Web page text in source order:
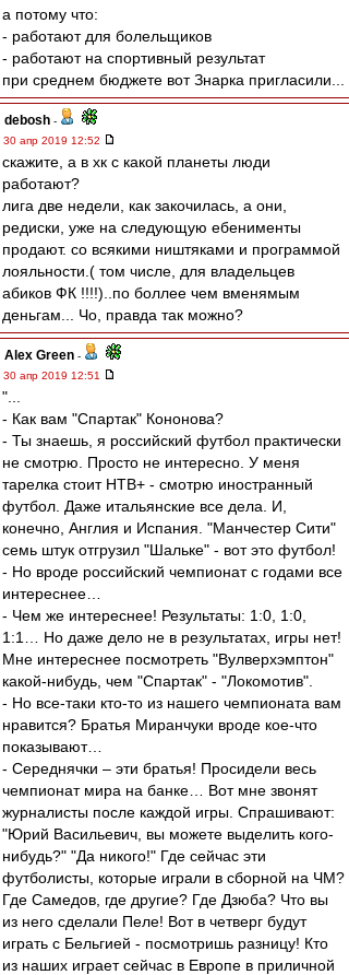
а потому что:
- работают для болельщиков
- работают на спортивный результат
при среднем бюджете вот Знарка пригласили...
debosh -
30 апр 2019 12:52
скажите, а в хк с какой планеты люди
работают?
лига две недели, как закочилась, а они,
редиски, уже на следующую ебенименты
продают. со всякими ништяками и программой
лояльности.( том числе, для владельцев
абиков ФК !!!!)..по боллее чем вменямым
деньгам... Чо, правда так можно?
Alex Green -
30 апр 2019 12:51
"...
- Как вам "Спартак" Кононова?
- Ты знаешь, я российский футбол практически
не смотрю. Просто не интересно. У меня
тарелка стоит НТВ+ - смотрю иностранный
футбол. Даже итальянские все дела. И,
конечно, Англия и Испания. "Манчестер Сити"
семь штук отгрузил "Шальке" - вот это футбол!
- Но вроде российский чемпионат с годами все
интереснее…
- Чем же интереснее! Результаты: 1:0, 1:0,
1:1… Но даже дело не в результатах, игры нет!
Мне интереснее посмотреть "Вулверхэмптон"
какой-нибудь, чем "Спартак" - "Локомотив".
- Но все-таки кто-то из нашего чемпионата вам
нравится? Братья Миранчуки вроде кое-что
показывают…
- Середнячки – эти братья! Просидели весь
чемпионат мира на банке… Вот мне звонят
журналисты после каждой игры. Спрашивают:
"Юрий Васильевич, вы можете выделить кого-
нибудь?" "Да никого!" Где сейчас эти
футболисты, которые играли в сборной на ЧМ?
Где Самедов, где другие? Где Дзюба? Что вы
из него сделали Пеле! Вот в четверг будут
играть с Бельгией - посмотришь разницу! Кто
из наших играет сейчас в Европе в приличной